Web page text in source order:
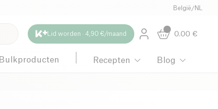
België /NL
Lid worden · 4,90 €/maand 0.00 €
Bulkproducten Recepten Blog